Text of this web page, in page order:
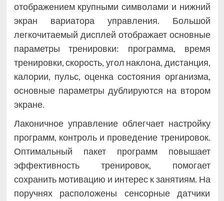
отображением крупными символами и нижний
экран вариатора управления. Большой
легкочитаемый дисплей отображает основные
параметры тренировки: программа, время
тренировки, скорость, угол наклона, дистанция,
калории, пульс, оценка состояния организма,
основные параметры дублируются на втором
экране.
Лаконичное управление облегчает настройку
программ, контроль и проведение тренировок.
Оптимальный пакет программ повышает
эффективность тренировок, помогает
сохранить мотивацию и интерес к занятиям. На
поручнях расположены сенсорные датчики